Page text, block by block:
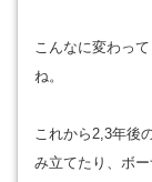
こんなに変わっ
ね。
これから2,3年後
み立てたり、ボ